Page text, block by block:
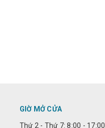
GIỜ MỞ CỬA
Thứ 2 - Thứ 7: 8:00 - 17:00